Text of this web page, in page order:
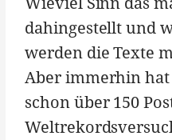
dahingestellt und
werden die Texte
Aber immerhin
schon über 150